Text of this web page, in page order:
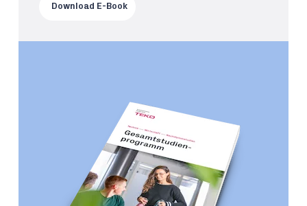
Download E-Book